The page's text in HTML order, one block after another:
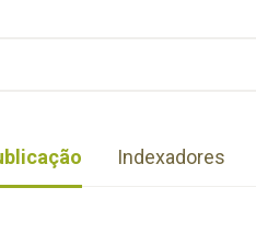
Indexadores